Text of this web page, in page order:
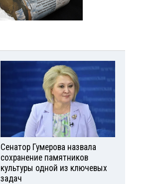
Сенатор Гумерова назвала
сохранение памятников
культуры одной из ключевых
задач